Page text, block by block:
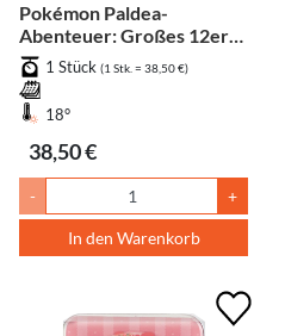
Pokémon Paldea-
Abenteuer: Großes 12er-
Figuren-Set Deluxe
1 Stück (1 Stk. = 38,50 €)
18°
38,50 €
- +
In den Warenkorb